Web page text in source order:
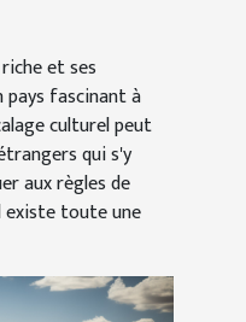
et ses
fascinant à
culturel peut
qui s'y
aux règles de
existe toute une